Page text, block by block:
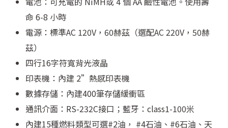
命 6-8 小時
電源：標準AC 120V，60赫茲（選配AC 220V，50赫
茲）
四行16字符寬背光液晶
印表機：內建 2”熱感印表機
數據存儲：內建400筆存儲緩衝區
通訊介面：RS-232C接口；藍牙：class1-100米
內建15種燃料類型可選#2油， #4石油、#6石油、天